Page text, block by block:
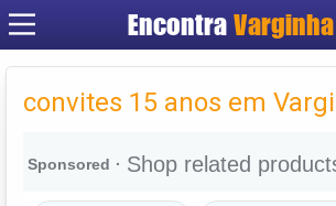
EncontraVarginha
Cadastrar
Criar conta
convites 15 anos em